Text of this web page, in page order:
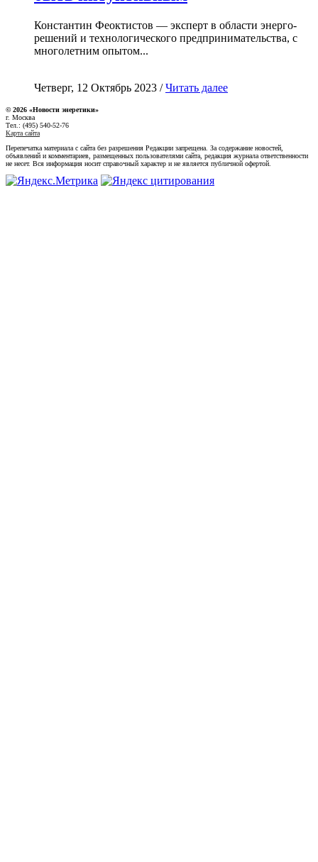
Константин Феоктистов — эксперт в области энерго-
решений и технологического предпринимательства, с
многолетним опытом...
Четверг, 12 Октябрь 2023 /Читать далее
© 2026 «Новости энеретики»
г. Москва
Тел.: (495) 540-52-76
Карта сайта
Перепечатка материала с сайта без разрешения Редакции запрещена. За содержание новостей,
объявлений и комментариев, размещенных пользователями сайта, редакция журнала ответственности
не несет. Вся информация носит справочный характер и не является публичной офертой.